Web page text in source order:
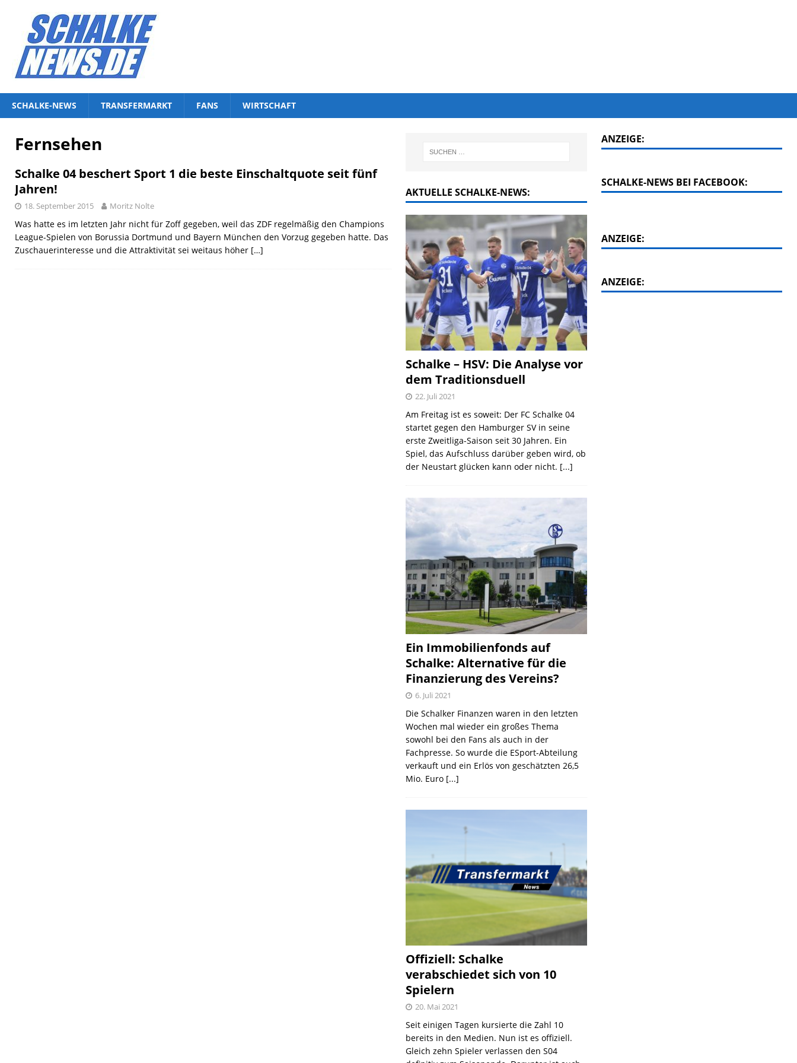
SCHALKE-NEWS TRANSFERMARKT FANS WIRTSCHAFT
Fernsehen
Schalke 04 beschert Sport 1 die beste Einschaltquote seit fünf
Jahren!
18. September 2015 Moritz Nolte
Was hatte es im letzten Jahr nicht für Zoff gegeben, weil das ZDF regelmäßig den Champions
League-Spielen von Borussia Dortmund und Bayern München den Vorzug gegeben hatte. Das
Zuschauerinteresse und die Attraktivität sei weitaus höher […]
AKTUELLE SCHALKE-NEWS:
Schalke – HSV: Die Analyse vor
dem Traditionsduell
22. Juli 2021
Am Freitag ist es soweit: Der FC Schalke 04
startet gegen den Hamburger SV in seine
erste Zweitliga-Saison seit 30 Jahren. Ein
Spiel, das Aufschluss darüber geben wird, ob
der Neustart glücken kann oder nicht. [...]
Ein Immobilienfonds auf
Schalke: Alternative für die
Finanzierung des Vereins?
6. Juli 2021
Die Schalker Finanzen waren in den letzten
Wochen mal wieder ein großes Thema
sowohl bei den Fans als auch in der
Fachpresse. So wurde die ESport-Abteilung
verkauft und ein Erlös von geschätzten 26,5
Mio. Euro [...]
Offiziell: Schalke
verabschiedet sich von 10
Spielern
20. Mai 2021
Seit einigen Tagen kursierte die Zahl 10
bereits in den Medien. Nun ist es offiziell.
Gleich zehn Spieler verlassen den S04
ANZEIGE:
SCHALKE-NEWS BEI FACEBOOK:
ANZEIGE:
ANZEIGE: